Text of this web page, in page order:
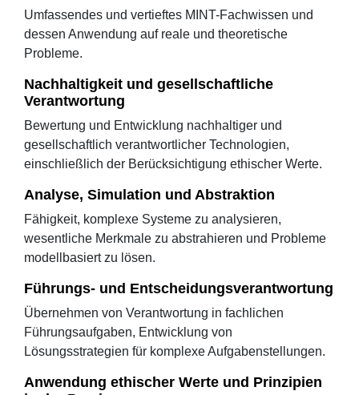
Umfassendes und vertieftes MINT-Fachwissen und
dessen Anwendung auf reale und theoretische
Probleme.
Nachhaltigkeit und gesellschaftliche
Verantwortung
Bewertung und Entwicklung nachhaltiger und
gesellschaftlich verantwortlicher Technologien,
einschließlich der Berücksichtigung ethischer Werte.
Analyse, Simulation und Abstraktion
Fähigkeit, komplexe Systeme zu analysieren,
wesentliche Merkmale zu abstrahieren und Probleme
modellbasiert zu lösen.
Führungs- und Entscheidungsverantwortung
Übernehmen von Verantwortung in fachlichen
Führungsaufgaben, Entwicklung von
Lösungsstrategien für komplexe Aufgabenstellungen.
Anwendung ethischer Werte und Prinzipien